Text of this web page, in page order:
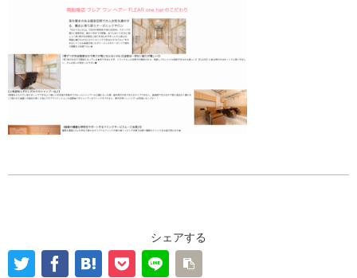
シェアする